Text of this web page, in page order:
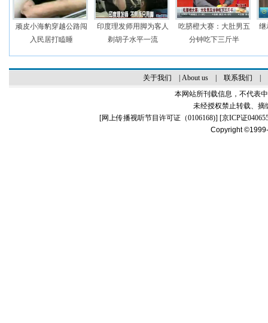
顽皮小海豹穿越公路闯
入民居打瞌睡
印度理发师用脚为客人
剃胡子水平一流
吃脐橙大赛：大肚男五
分钟吃下三斤半
继
关于我们 About us| 联系我们
本网站所刊载信息，不代表
未经授权禁止转载、摘
[网上传播视听节目许可证（0106168)] [京ICP证
Copyright